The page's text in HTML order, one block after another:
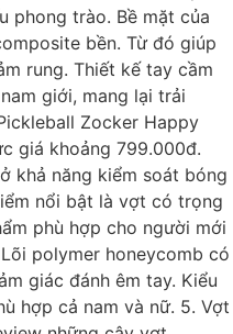
phong trào. Bề mặt của
bền. Từ đó giúp
rung. Thiết kế tay cầm
giới, mang lại trải
Zocker Happy
giá khoảng 799.000đ.
khả năng kiểm soát bóng
nổi bật là vợt có trọng
phù hợp cho người mới
polymer honeycomb có
giác đánh êm tay. Kiểu
hợp cả nam và nữ. 5. Vợt